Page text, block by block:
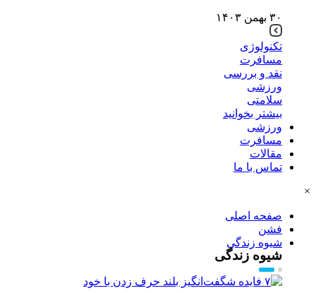
۳۰ بهمن ۱۴۰۳
تکنولوژی
مسافرت
نقد و بررسی
ورزشی
سلامتی
بیشتر بخوانید
ورزشی
مسافرت
مقالات
تماس با ما
×
صفحه اصلی
فشن
شیوه زندگی
شیوه زندگی